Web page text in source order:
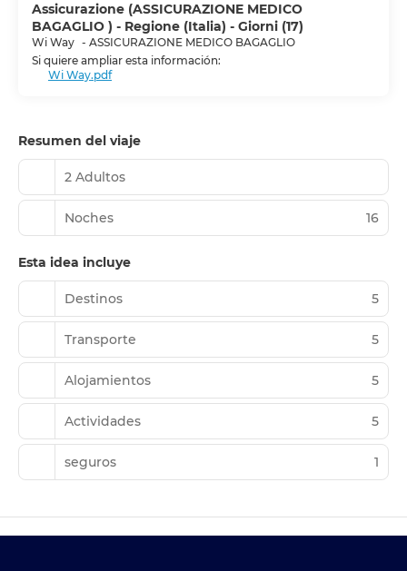
Assicurazione (ASSICURAZIONE MEDICO
BAGAGLIO ) - Regione (Italia) - Giorni (17)
Wi Way - ASSICURAZIONE MEDICO BAGAGLIO
Si quiere ampliar esta información:
Wi Way.pdf
Resumen del viaje
2 Adultos
Noches 16
Esta idea incluye
Destinos 5
Transporte 5
Alojamientos 5
Actividades 5
seguros 1